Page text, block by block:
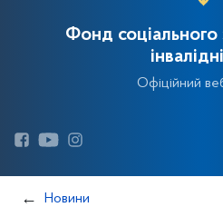
Фонд соціального
Офіційний
Новини